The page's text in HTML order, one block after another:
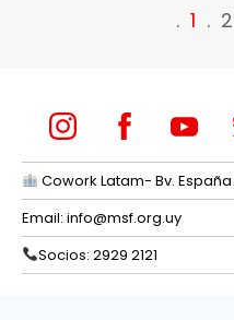
1 2
Cowork Latam- Bv.
Email: info@msf.org.uy
Socios: 2929 2121